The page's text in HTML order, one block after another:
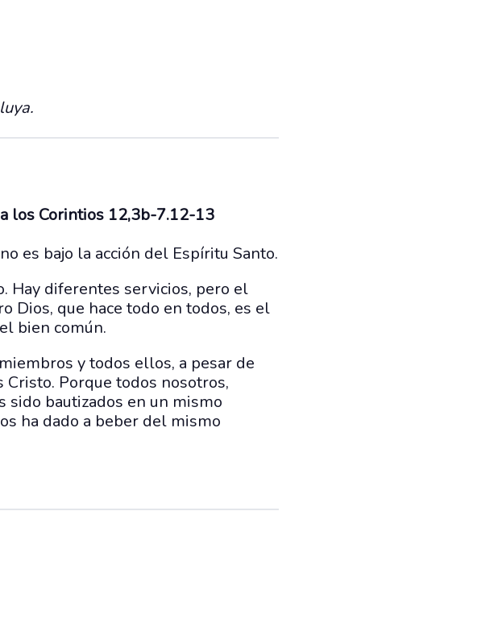
los Corintios 12,3b-7.12-13
es bajo la acción del Espíritu Santo.
Hay diferentes servicios, pero el
Dios, que hace todo en todos, es el
bien común.
y todos ellos, a pesar de
Porque todos nosotros,
sido bautizados en un mismo
ha dado a beber del mismo